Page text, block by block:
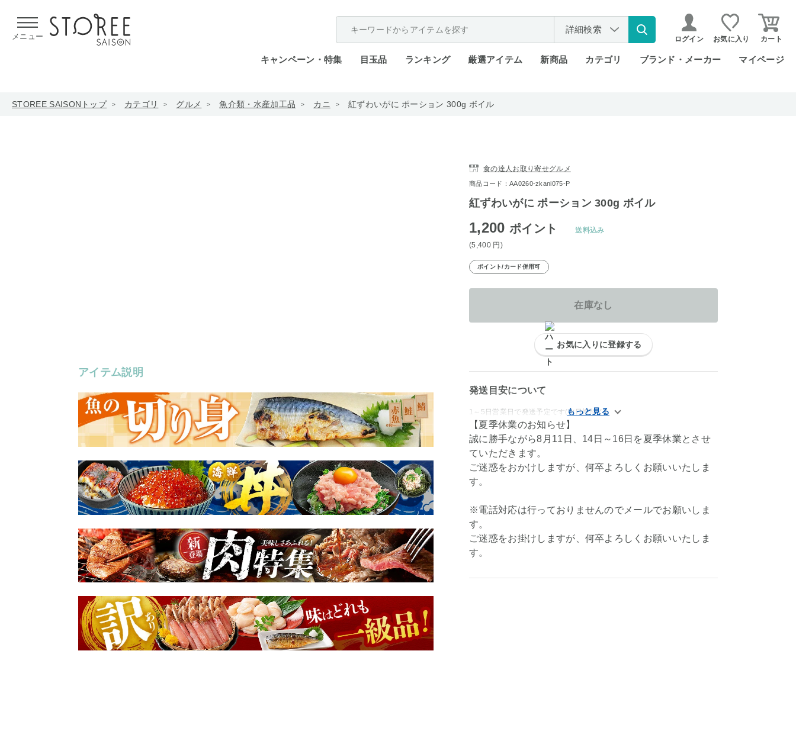
メニュー
詳細検索
ログイン お気に入り カート
キャンペーン・特集 目玉品 ランキング 厳選アイテム 新商品 カテゴリ ブランド・メーカー マイページ
STOREE SAISONトップ カテゴリ グルメ 魚介類・水産加工品 カニ 紅ずわいがに ポーション 300g ボイル
アイテム説明
食の達人お取り寄せグルメ
商品コード：AA0260-zkani075-P
紅ずわいがに ポーション 300g ボイル
1,200 ポイント
(5,400 円 )
送料込み
ポイント/カード併用可
在庫なし
お気に入りに登録する
発送目安について
1～5日営業日で発送予定です(水日祝除く)。
【夏季休業のお知らせ】
誠に勝手ながら8月11日、14日～16日を夏季休業とさせ
ていただきます。
ご迷惑をおかけしますが、何卒よろしくお願いいたしま
す。
※電話対応は行っておりませんのでメールでお願いしま
す。
ご迷惑をお掛けしますが、何卒よろしくお願いいたしま
す。